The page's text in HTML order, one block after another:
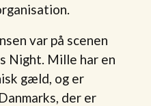
var på scenen
Night. Mille har en
gæld, og er
der er